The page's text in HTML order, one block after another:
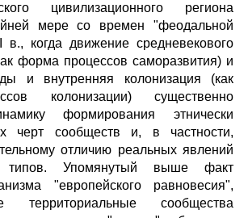
цивилизационного региона
мере со времен "феодальной
когда движение средневекового
форма процессов саморазвития) и
и внутренняя колонизация (как
колонизации) существенно
формирования этнически
черт сообществ и, в частности,
отличию реальных явлений
типов. Упомянутый выше факт
"европейского равновесия",
территориальные сообщества